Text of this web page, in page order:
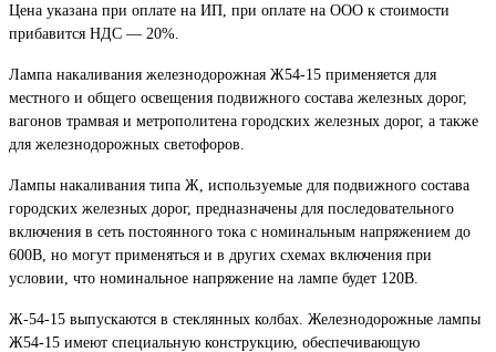
Цена указана при оплате на ИП, при оплате на ООО к стоимости
прибавится НДС ― 20%.
Лампа накаливания железнодорожная Ж54-15 применяется для
местного и общего освещения подвижного состава железных дорог,
вагонов трамвая и метрополитена городских железных дорог, а также
для железнодорожных светофоров.
Лампы накаливания типа Ж, используемые для подвижного состава
городских железных дорог, предназначены для последовательного
включения в сеть постоянного тока с номинальным напряжением до
600В, но могут применяться и в других схемах включения при
условии, что номинальное напряжение на лампе будет 120В.
Ж-54-15 выпускаются в стеклянных колбах. Железнодорожные лампы
Ж54-15 имеют специальную конструкцию, обеспечивающую